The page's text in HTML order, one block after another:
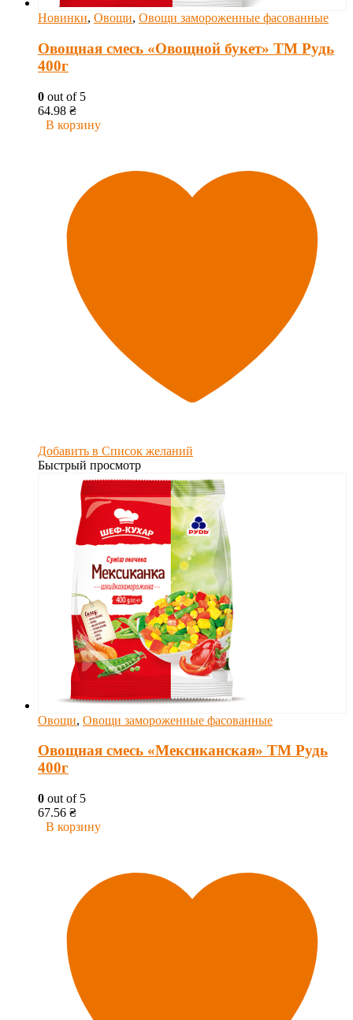
Новинки, Овощи, Овощи замороженные фасованные
Овощная смесь «Овощной букет» ТМ Рудь
400г
0 out of 5
64.98 ₴
В корзину
Добавить в Список желаний
Быстрый просмотр
Овощи, Овощи замороженные фасованные
Овощная смесь «Мексиканская» ТМ Рудь
400г
0 out of 5
67.56 ₴
В корзину